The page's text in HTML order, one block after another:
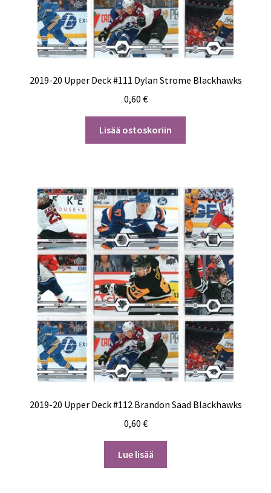
2019-20 Upper Deck #111 Dylan Strome Blackhawks
0,60 €
Lisää ostoskoriin
2019-20 Upper Deck #112 Brandon Saad Blackhawks
0,60 €
Lue lisää